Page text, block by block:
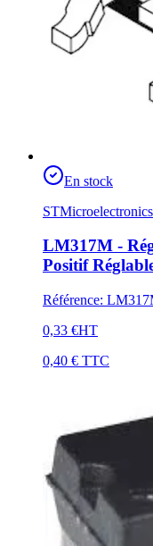
En stock
STMicroelectronics
LM317M -
Positif
Référence:
0,33 €HT
0,40 € TTC